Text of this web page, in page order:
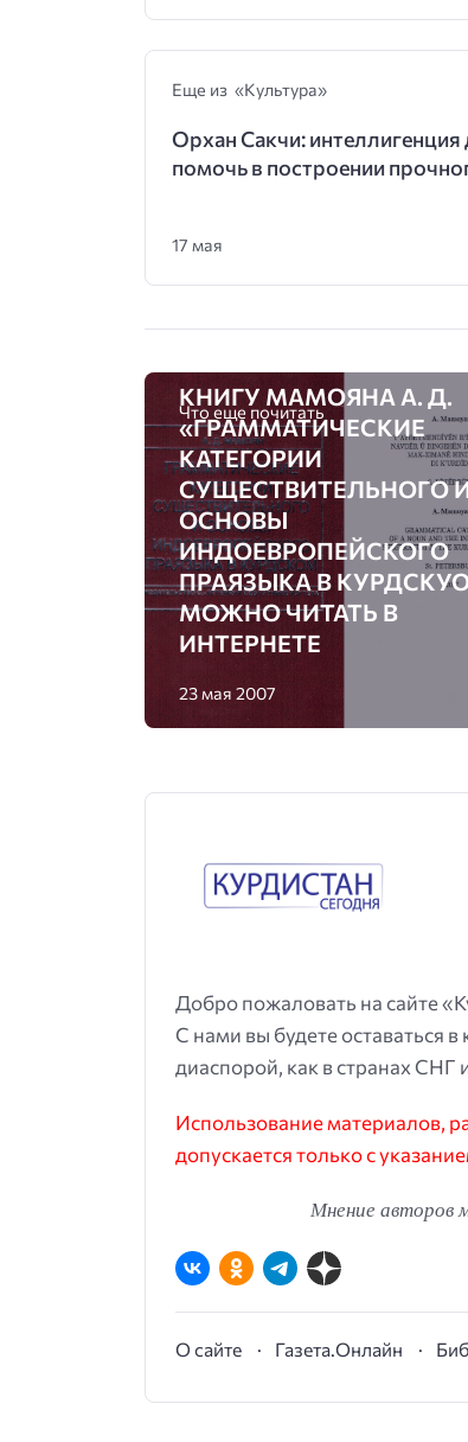
Еще из «Культура»
Орхан Сакчи:
помочь в построении
17 мая
Что еще почитать
КНИГУ МАМОЯНА А. Д.
«ГРАММАТИЧЕСКИЕ
КАТЕГОРИИ
СУЩЕСТВИТЕЛЬНОГО
ОСНОВЫ
ИНДОЕВРОПЕЙСКОГО
ПРАЯЗЫКА В
МОЖНО ЧИТАТЬ В
ИНТЕРНЕТЕ
23 мая 2007
Добро пожаловать на сайте
С нами вы будете оставаться в
диаспорой, как в странах СНГ
Использование материалов,
допускается только с
Мнение авторов
О сайте Газета.Онлайн